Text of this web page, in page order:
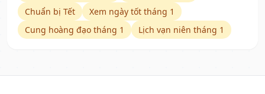
Chuẩn bị Tết
Xem ngày tốt tháng 1
Cung hoàng đạo tháng 1
Lịch vạn niên tháng 1